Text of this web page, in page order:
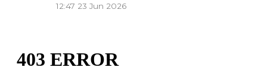
12:47 23 Jun 2026